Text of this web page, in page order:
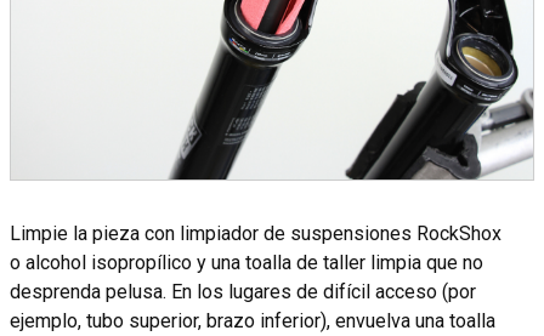
Limpie la pieza con limpiador de suspensiones RockShox
o alcohol isopropílico y una toalla de taller limpia que no
desprenda pelusa. En los lugares de difícil acceso (por
ejemplo, tubo superior, brazo inferior), envuelva una toalla